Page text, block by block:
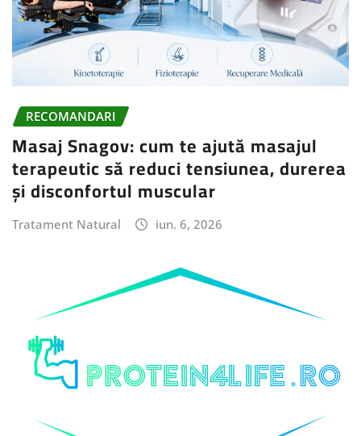
RECOMANDARI
Masaj Snagov: cum te ajută masajul
terapeutic să reduci tensiunea, durerea
și disconfortul muscular
Tratament Natural iun. 6, 2026